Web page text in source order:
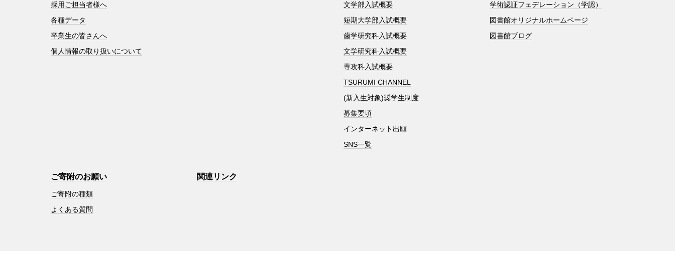
採用ご担当者様へ
各種データ
卒業生の皆さんへ
個人情報の取り扱いについて
文学部入試概要
短期大学部入試概要
歯学研究科入試概要
文学研究科入試概要
専攻科入試概要
TSURUMI CHANNEL
(新入生対象)奨学生制度
募集要項
インターネット出願
SNS一覧
学術認証フェデレーション（学認）
図書館オリジナルホームページ
図書館ブログ
ご寄附のお願い
ご寄附の種類
よくある質問
関連リンク